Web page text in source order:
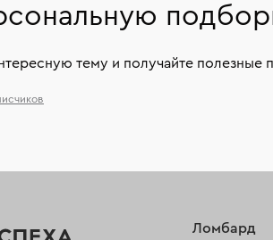
тему и получайте полезные
Ломбард